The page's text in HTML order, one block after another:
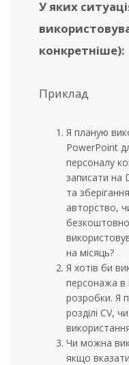
У яких
конкретніше):
Приклад
Я планую
PowerPoint
персоналу
записати на
та
авторство,
на місяць?
Я хотів би
персонажа в
розробки. Я
розділі CV,
Чи можна
якщо